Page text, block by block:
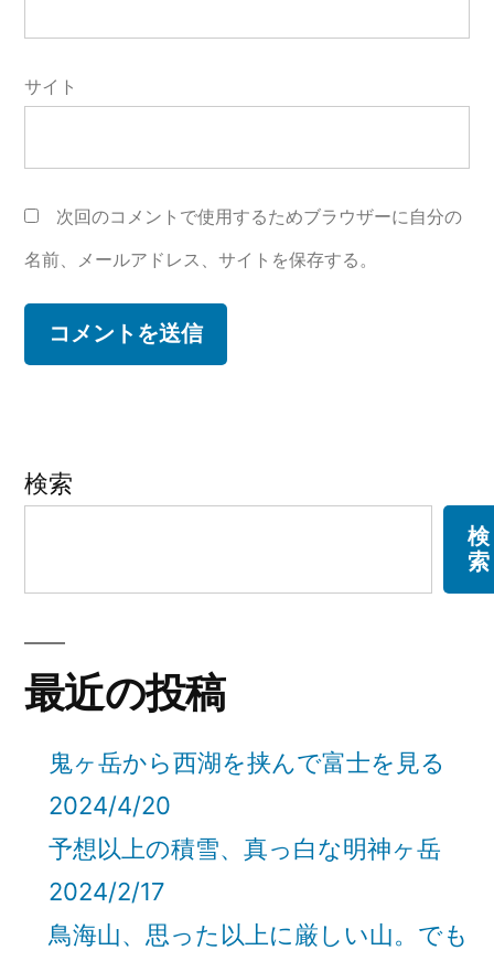
サイト
次回のコメントで使用するためブラウザーに自分の
名前、メールアドレス、サイトを保存する。
検索
検
索
最近の投稿
鬼ヶ岳から西湖を挟んで富士を見る
2024/4/20
予想以上の積雪、真っ白な明神ヶ岳
2024/2/17
鳥海山、思った以上に厳しい山。でも